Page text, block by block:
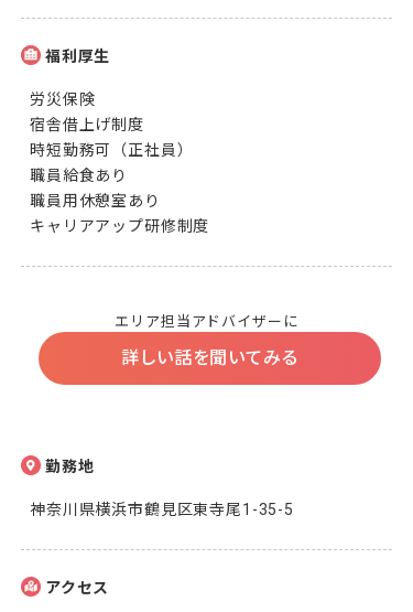
福利厚生
労災保険
宿舎借上げ制度
時短勤務可（正社員）
職員給食あり
職員用休憩室あり
キャリアアップ研修制度
エリア担当アドバイザーに
詳しい話を聞いてみる
勤務地
神奈川県横浜市鶴見区東寺尾1-35-5
アクセス